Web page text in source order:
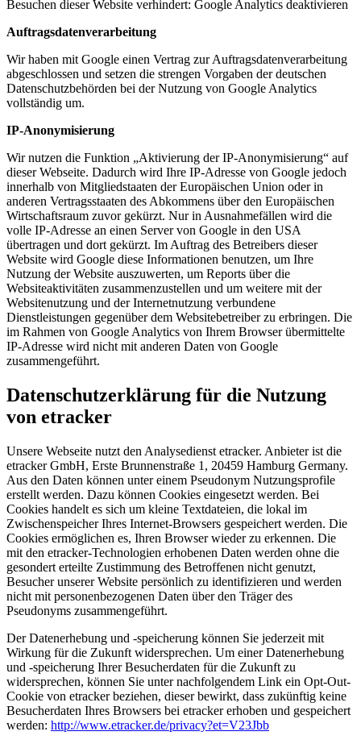
Besuchen dieser Website verhindert: Google Analytics deaktivieren
Auftragsdatenverarbeitung
Wir haben mit Google einen Vertrag zur Auftragsdatenverarbeitung
abgeschlossen und setzen die strengen Vorgaben der deutschen
Datenschutzbehörden bei der Nutzung von Google Analytics
vollständig um.
IP-Anonymisierung
Wir nutzen die Funktion „Aktivierung der IP-Anonymisierung“ auf
dieser Webseite. Dadurch wird Ihre IP-Adresse von Google jedoch
innerhalb von Mitgliedstaaten der Europäischen Union oder in
anderen Vertragsstaaten des Abkommens über den Europäischen
Wirtschaftsraum zuvor gekürzt. Nur in Ausnahmefällen wird die
volle IP-Adresse an einen Server von Google in den USA
übertragen und dort gekürzt. Im Auftrag des Betreibers dieser
Website wird Google diese Informationen benutzen, um Ihre
Nutzung der Website auszuwerten, um Reports über die
Websiteaktivitäten zusammenzustellen und um weitere mit der
Websitenutzung und der Internetnutzung verbundene
Dienstleistungen gegenüber dem Websitebetreiber zu erbringen. Die
im Rahmen von Google Analytics von Ihrem Browser übermittelte
IP-Adresse wird nicht mit anderen Daten von Google
zusammengeführt.
Datenschutzerklärung für die Nutzung
von etracker
Unsere Webseite nutzt den Analysedienst etracker. Anbieter ist die
etracker GmbH, Erste Brunnenstraße 1, 20459 Hamburg Germany.
Aus den Daten können unter einem Pseudonym Nutzungsprofile
erstellt werden. Dazu können Cookies eingesetzt werden. Bei
Cookies handelt es sich um kleine Textdateien, die lokal im
Zwischenspeicher Ihres Internet-Browsers gespeichert werden. Die
Cookies ermöglichen es, Ihren Browser wieder zu erkennen. Die
mit den etracker-Technologien erhobenen Daten werden ohne die
gesondert erteilte Zustimmung des Betroffenen nicht genutzt,
Besucher unserer Website persönlich zu identifizieren und werden
nicht mit personenbezogenen Daten über den Träger des
Pseudonyms zusammengeführt.
Der Datenerhebung und -speicherung können Sie jederzeit mit
Wirkung für die Zukunft widersprechen. Um einer Datenerhebung
und -speicherung Ihrer Besucherdaten für die Zukunft zu
widersprechen, können Sie unter nachfolgendem Link ein Opt-Out-
Cookie von etracker beziehen, dieser bewirkt, dass zukünftig keine
Besucherdaten Ihres Browsers bei etracker erhoben und gespeichert
werden: http://www.etracker.de/privacy?et=V23Jbb